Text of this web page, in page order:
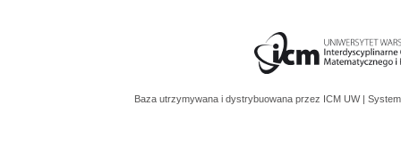
Baza utrzymywana i dystrybuowana przez ICM UW |